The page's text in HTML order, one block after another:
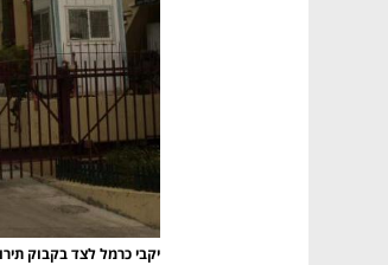
יקבי כרמל לצד בקבוק